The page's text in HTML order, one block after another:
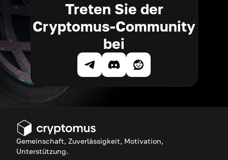
Treten Sie der
Cryptomus-Community
bei
Gemeinschaft, Zuverlässigkeit, Motivation,
Unterstützung.